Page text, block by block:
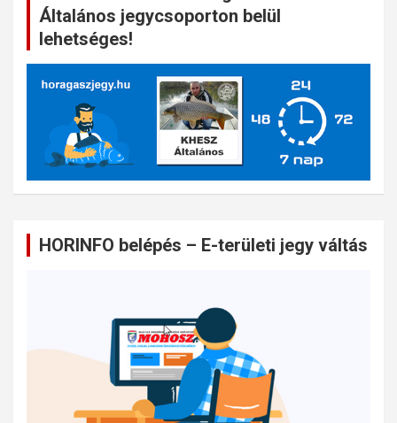
Általános jegycsoporton belül
lehetséges!
HORINFO belépés – E-területi jegy váltás